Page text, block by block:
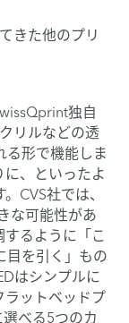
きた他のプリ
独自
リルなどの透
る形で機能しま
、といったよ
CVS社では、
な可能性があ
るように「こ
目を引く」もの
はシンプルに
ラットベッドプ
べる5つのカ